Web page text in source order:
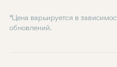
* Цена варьируется в
обновлений.